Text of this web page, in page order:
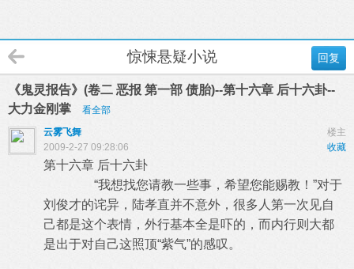
回复
惊悚悬疑小说
《鬼灵报告》(卷二 恶报 第一部 债胎)--第十六章 后十六卦--
大力金刚掌
看全部
楼主
云雾飞舞
收藏
2009-2-27 09:28:06
第十六章 后十六卦
“我想找您请教一些事，希望您能赐教！”对于
刘俊才的诧异，陆孝直并不意外，很多人第一次见自
己都是这个表情，外行基本全是吓的，而内行则大都
是出于对自己这照顶“紫气”的感叹。